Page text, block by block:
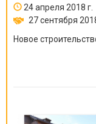
24 апреля 2018 г.
27 сентября
Новое